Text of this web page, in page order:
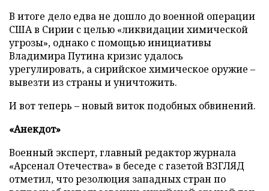
В итоге дело едва не дошло до военной операции
США в Сирии с целью «ликвидации химической
угрозы», однако с помощью инициативы
Владимира Путина кризис удалось
урегулировать, а сирийское химическое оружие –
вывезти из страны и уничтожить.
И вот теперь – новый виток подобных обвинений.
«Анекдот»
Военный эксперт, главный редактор журнала
«Арсенал Отечества» в беседе с газетой ВЗГЛЯД
отметил, что резолюция западных стран по